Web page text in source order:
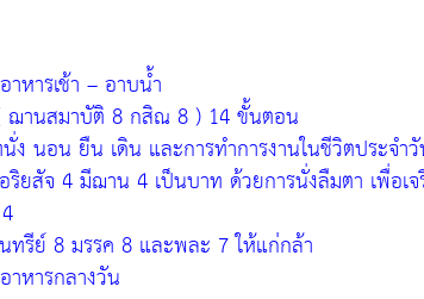
หารเช้า – อาบน้ำ
ฌานสมาบัติ 8 กสิณ 8 ) 14 ขั้นตอน
ง นอน ยืน เดิน และการทำการงานในชีวิตประจำ
ยสัจ 4 มีฌาน 4 เป็นบาท ด้วยการนั่งลืมตา เพื่อเ
ทรีย์ 8 มรรค 8 และพละ 7 ให้แก่กล้า
หารกลางวัน